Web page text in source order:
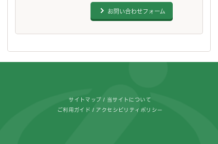
お問い合わせフォーム
サイトマップ 当サイトについて
ご利用ガイド アクセシビリティポリシー